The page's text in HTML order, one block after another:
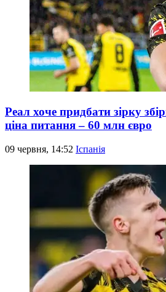
Реал хоче придбати зірку
ціна питання – 60 млн євро
09 червня, 14:52 Іспанія